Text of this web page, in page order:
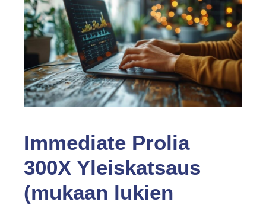
Immediate Prolia
300X Yleiskatsaus
(mukaan lukien